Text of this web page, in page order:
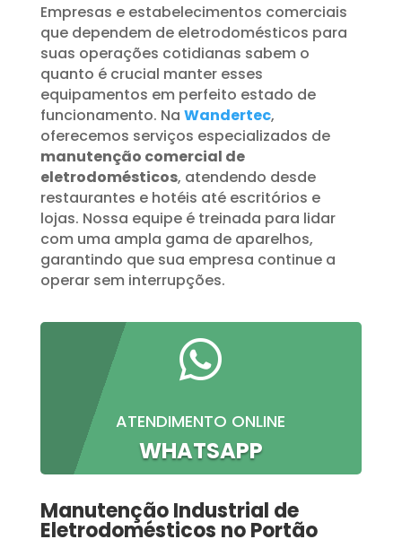
Empresas e estabelecimentos comerciais
que dependem de eletrodomésticos para
suas operações cotidianas sabem o
quanto é crucial manter esses
equipamentos em perfeito estado de
funcionamento. Na Wandertec,
oferecemos serviços especializados de
manutenção comercial de
eletrodomésticos, atendendo desde
restaurantes e hotéis até escritórios e
lojas. Nossa equipe é treinada para lidar
com uma ampla gama de aparelhos,
garantindo que sua empresa continue a
operar sem interrupções.

ATENDIMENTO ONLINE
WHATSAPP
Manutenção Industrial de
Eletrodomésticos no Portão